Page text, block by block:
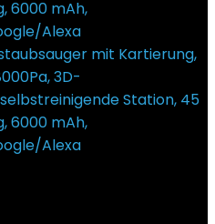
mit Kartierung,
3D-
Station, 45
6000 mAh,
Alexa